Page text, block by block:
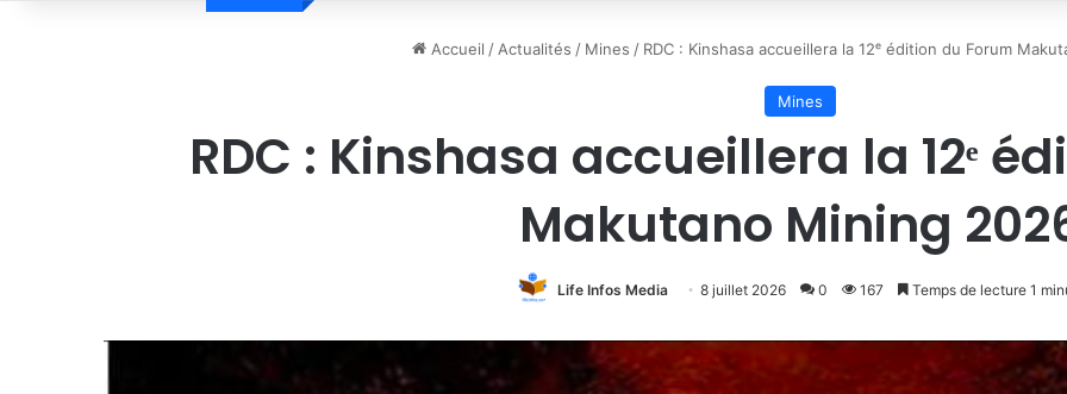
Accueil / Actualités / Mines / RDC : Kinshasa accueillera la 12ᵉ édition du Forum
Mines
RDC : Kinshasa accueillera la 12ᵉ
Makutano Mining
Life Infos Media 8 juillet 2026 0 167 Temps de lecture 1